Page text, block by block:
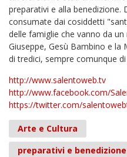
preparativi e alla benedizione.
consumate dai cosiddetti
delle famiglie che vanno da
Giuseppe, Gesù Bambino e
di tredici, sempre comunque
http://www.salentoweb.tv
http://www.facebook.com/
https://twitter.com/
Arte e Cultura
preparativi e